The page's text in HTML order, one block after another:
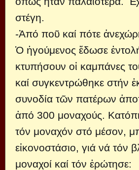
στέγη.
-Ἀπό ποῦ καί πότε
Ὁ ἡγούμενος ἔδωσε
κτυπήσουν οἱ καμπάνες
καί συγκεντρώθηκε στήν
συνοδία τῶν πατέρων
ἀπό 300 μοναχούς.
τόν μοναχόν στό μέσον,
εἰκονοστάσιο, γιά νά τόν
μοναχοί καί τόν ἐρώτησε: